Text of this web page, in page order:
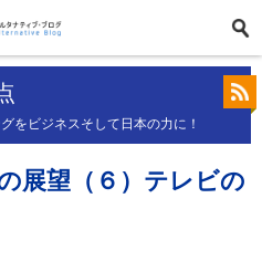
をビジネスそして日本の力に！
展望（６）テレビの